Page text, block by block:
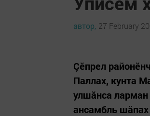
автор, 27 February
Çӗпрел
Паллах, кунта
улшăнса ларман
ансамбль шăпах